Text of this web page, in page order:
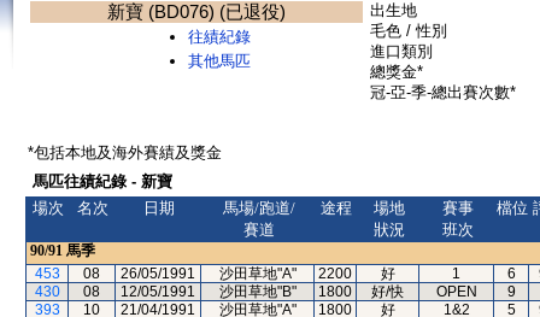
新寶 (BD076) (已退役)
往績紀錄
其他馬匹
出生地
毛色 / 性別
進口類別
總獎金*
冠-亞-季-總出賽次數*
*包括本地及海外賽績及獎金
馬匹往績紀錄 - 新寶
場次
名次 日期
馬場/跑道/
賽道
途程
場地
狀況
賽事
班次
檔位
90/91 馬季
453
08 26/05/1991 沙田草地"A" 2200 好 1 6
430
08 12/05/1991 沙田草地"B" 1800 好/快 OPEN
9
393
10 21/04/1991 沙田草地"A" 1800 好 1&2 5